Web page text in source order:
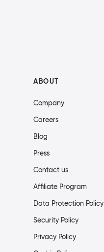
ABOUT
Company
Careers
Blog
Press
Contact us
Affiliate Program
Data Protection Policy
Security Policy
Privacy Policy